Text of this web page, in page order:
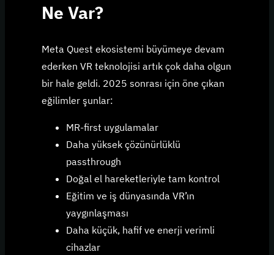
Ne Var?
Meta Quest ekosistemi büyümeye devam
ederken VR teknolojisi artık çok daha olgun
bir hale geldi. 2025 sonrası için öne çıkan
eğilimler şunlar:
MR-first uygulamalar
Daha yüksek çözünürlüklü
passthrough
Doğal el hareketleriyle tam kontrol
Eğitim ve iş dünyasında VR’ın
yaygınlaşması
Daha küçük, hafif ve enerji verimli
cihazlar